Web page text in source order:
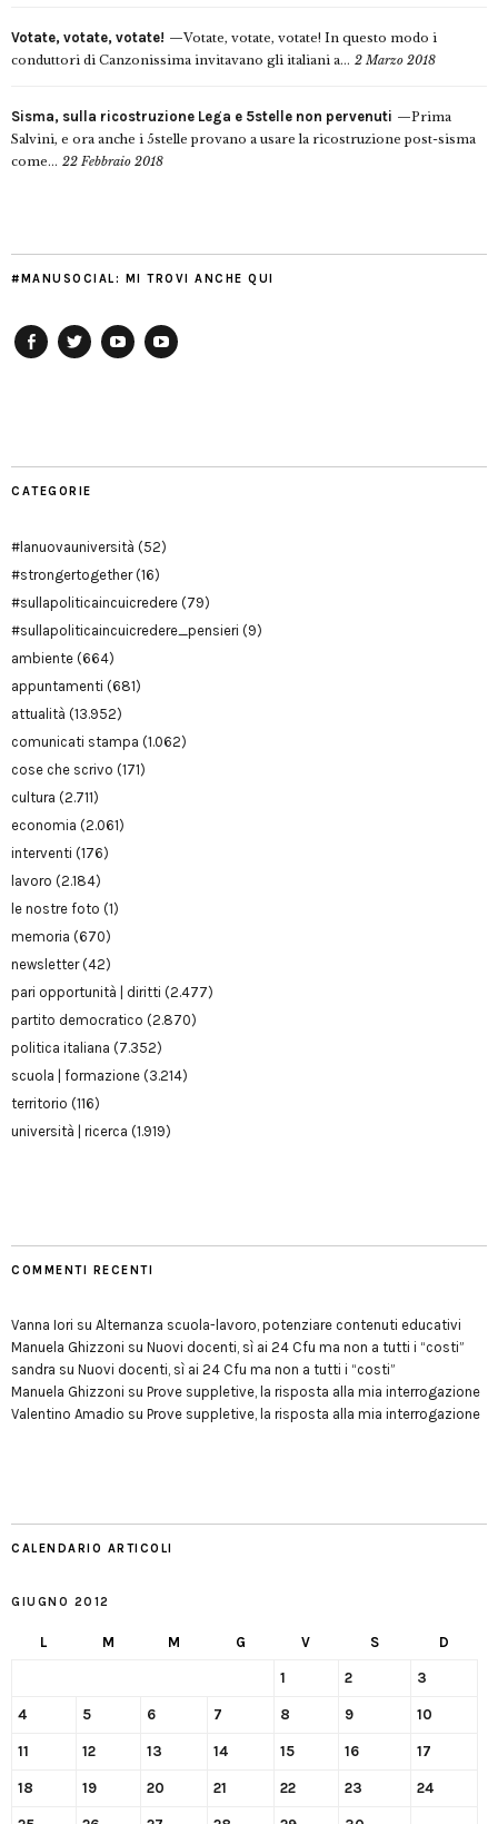
Votate, votate, votate!
Votate, votate, votate! In questo modo i
conduttori di Canzonissima invitavano gli italiani a... 2 Marzo 2018
Sisma, sulla ricostruzione Lega e 5stelle non pervenuti
Prima
Salvini, e ora anche i 5stelle provano a usare la ricostruzione post-sisma
come... 22 Febbraio 2018
#MANUSOCIAL: MI TROVI ANCHE QUI
CATEGORIE
#lanuovauniversità (52)
#strongertogether(16)
#sullapoliticaincuicredere (79)
#sullapoliticaincuicredere_pensieri (9)
ambiente (664)
appuntamenti (681)
attualità (13.952)
comunicati stampa (1.062)
cose che scrivo (171)
cultura (2.711)
economia (2.061)
interventi (176)
lavoro (2.184)
le nostre foto (1)
memoria (670)
newsletter(42)
pari opportunità | diritti (2.477)
partito democratico (2.870)
politica italiana (7.352)
scuola | formazione (3.214)
territorio (116)
università | ricerca (1.919)
COMMENTI RECENTI
Vanna Iori su Alternanza scuola-lavoro, potenziare contenuti educativi
Manuela Ghizzoni su Nuovi docenti, sì ai 24 Cfu ma non a tutti i “costi”
sandra su Nuovi docenti, sì ai 24 Cfu ma non a tutti i “costi”
Manuela Ghizzoni su Prove suppletive, la risposta alla mia interrogazione
Valentino Amadio su Prove suppletive, la risposta alla mia interrogazione
CALENDARIO ARTICOLI
GIUGNO 2012
L M M G V S D
1 2 3
4 5 6 7 8 9 10
11 12 13 14 15 16 17
18 19 20 21 22 23 24